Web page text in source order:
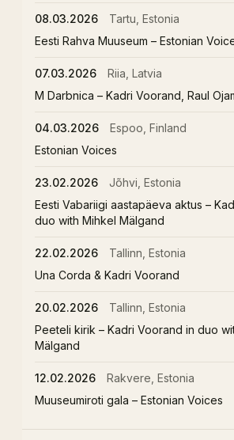
08.03.2026
Tartu, Estonia
Eesti Rahva Muuseum – Estonian
07.03.2026
Riia, Latvia
M Darbnica – Kadri Voorand, Raul
04.03.2026
Espoo, Finland
Estonian Voices
23.02.2026
Jõhvi, Estonia
Eesti Vabariigi aastapäeva aktus –
duo with Mihkel Mälgand
22.02.2026
Tallinn, Estonia
Una Corda & Kadri Voorand
20.02.2026
Tallinn, Estonia
Peeteli kirik – Kadri Voorand in duo
Mälgand
12.02.2026
Rakvere, Estonia
Muuseumiroti gala – Estonian Voices